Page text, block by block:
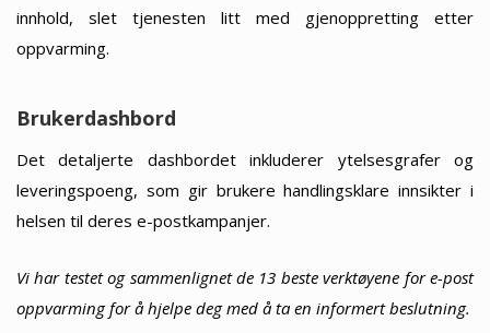
innhold, slet tjenesten litt med gjenoppretting etter
oppvarming.
Brukerdashbord
Det detaljerte dashbordet inkluderer ytelsesgrafer og
leveringspoeng, som gir brukere handlingsklare innsikter i
helsen til deres e-postkampanjer.
Vi har testet og sammenlignet de 13 beste verktøyene for e-post
oppvarming for å hjelpe deg med å ta en informert beslutning.